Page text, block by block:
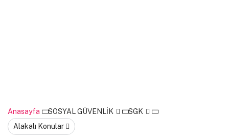
Anasayfa SOSYAL GÜVENLİK
SGK
Alakalı Konular